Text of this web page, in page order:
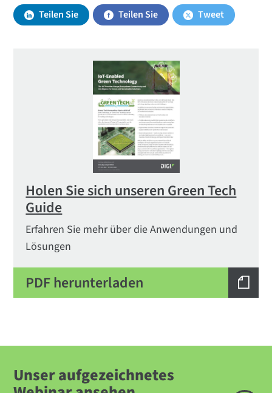
Teilen Sie Teilen Sie Tweet
Holen Sie sich unseren Green Tech
Guide
Erfahren Sie mehr über die Anwendungen und
Lösungen
PDF herunterladen
Unser aufgezeichnetes